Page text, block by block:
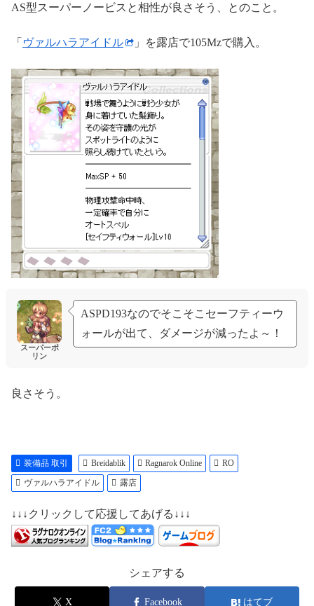
AS型スーパーノービスと相性が良さそう、とのこと。
「 ヴァルハラアイドル 」を露店で105Mzで購入。
スーパーポ
リン
ASPD193なのでそこそこセーフティーウ
ォールが出て、ダメージが減ったよ～！
良さそう。
装備品 取引 Breidablik Ragnarok Online
RO
ヴァルハラアイドル
露店
↓↓↓クリックして応援してあげる↓↓↓
シェアする
X Facebook はてブ